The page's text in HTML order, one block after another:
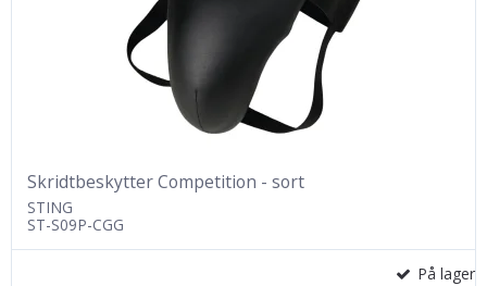
Skridtbeskytter Competition - sort
STING
ST-S09P-CGG
På lager